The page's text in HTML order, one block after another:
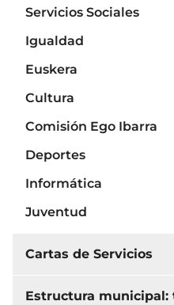
Servicios Sociales
Igualdad
Euskera
Cultura
Comisión Ego Ibarra
Deportes
Informática
Juventud
Cartas de Servicios
Estructura municipal: